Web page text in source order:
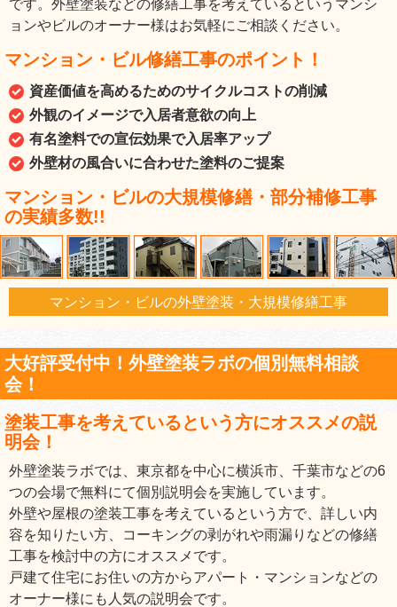
です。外壁塗装などの修繕工事を考えているというマンシ
ョンやビルのオーナー様はお気軽にご相談ください。
マンション・ビル修繕工事のポイント！
資産価値を高めるためのサイクルコストの削減
外観のイメージで入居者意欲の向上
有名塗料での宣伝効果で入居率アップ
外壁材の風合いに合わせた塗料のご提案
マンション・ビルの大規模修繕・部分補修工事
の実績多数!!
マンション・ビルの外壁塗装・大規模修繕工事
大好評受付中！外壁塗装ラボの個別無料相談
会！
塗装工事を考えているという方にオススメの説
明会！
外壁塗装ラボでは、東京都を中心に横浜市、千葉市などの6
つの会場で無料にて個別説明会を実施しています。
外壁や屋根の塗装工事を考えているという方で、詳しい内
容を知りたい方、コーキングの剥がれや雨漏りなどの修繕
工事を検討中の方にオススメです。
戸建て住宅にお住いの方からアパート・マンションなどの
オーナー様にも人気の説明会です。